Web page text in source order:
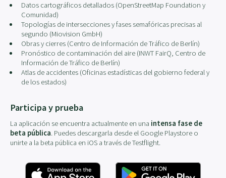
Datos cartográficos detallados (OpenStreetMap Foundation y
Comunidad)
Topologías de intersecciones y fases semafóricas precisas al
segundo (Miovision GmbH)
Obras y cierres (Centro de Información de Tráfico de Berlín)
Pronóstico de contaminación del aire (INWT FairQ, Centro de
Información de Tráfico de Berlín)
Atlas de accidentes (Oficinas estadísticas del gobierno federal y
de los estados)
Participa y prueba
La aplicación se encuentra actualmente en una intensa fase de
beta pública. Puedes descargarla desde el Google Playstore o
unirte a la beta pública en iOS a través de Testflight.